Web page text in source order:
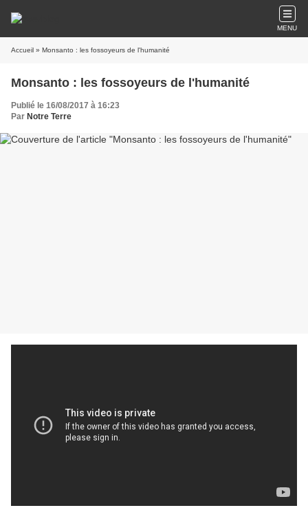
MENU
Accueil » Monsanto : les fossoyeurs de l'humanité
Monsanto : les fossoyeurs de l'humanité
Publié le 16/08/2017 à 16:23
Par Notre Terre